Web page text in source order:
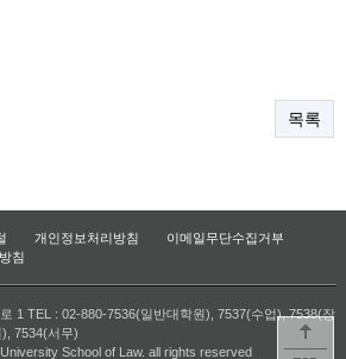
목록
개인정보처리방침
이메일무단수집거부
침
1 TEL : 02-880-7536(일반대학원), 7537(수업), 7538(장
7534(서무)
School of Law. all rights reserved